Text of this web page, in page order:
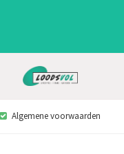
Algemene voorwaarden